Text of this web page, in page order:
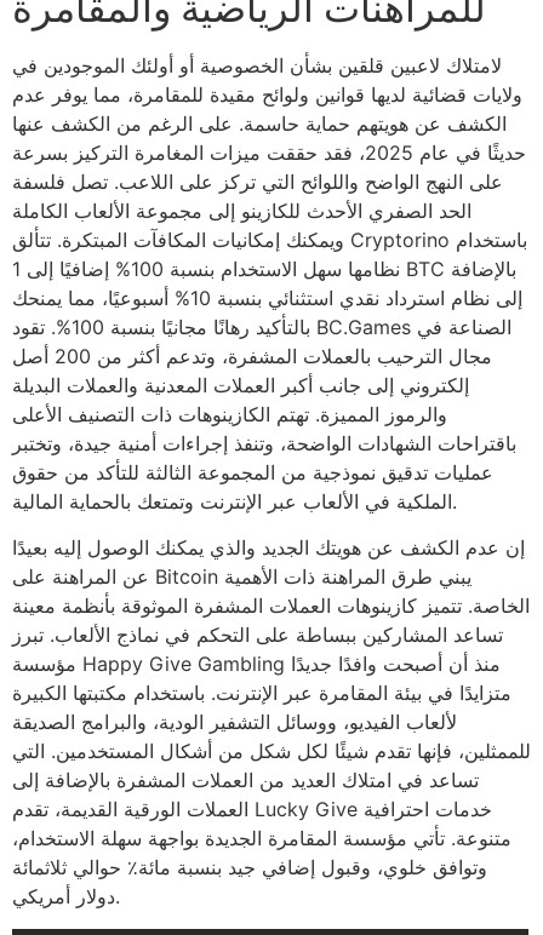
لامتلاك لاعبين قلقين بشأن الخصوصية أو أولئك الموجودين في
ولايات قضائية لديها قوانين ولوائح مقيدة للمقامرة، مما يوفر عدم
الكشف عن هويتهم حماية حاسمة. على الرغم من الكشف عنها
حديثًا في عام 2025، فقد حققت ميزات المغامرة التركيز بسرعة
على النهج الواضح واللوائح التي تركز على اللاعب. تصل فلسفة
الحد الصفري الأحدث للكازينو إلى مجموعة الألعاب الكاملة
ويمكنك إمكانيات المكافآت المبتكرة. تتألق Cryptorino باستخدام
نظامها سهل الاستخدام بنسبة 100% إضافيًا إلى 1 BTC بالإضافة
إلى نظام استرداد نقدي استثنائي بنسبة 10% أسبوعيًا، مما يمنحك
بالتأكيد رهانًا مجانيًا بنسبة 100%. تقود BC.Games الصناعة في
مجال الترحيب بالعملات المشفرة، وتدعم أكثر من 200 أصل
إلكتروني إلى جانب أكبر العملات المعدنية والعملات البديلة
والرموز المميزة. تهتم الكازينوهات ذات التصنيف الأعلى
باقتراحات الشهادات الواضحة، وتنفذ إجراءات أمنية جيدة، وتختبر
عمليات تدقيق نموذجية من المجموعة الثالثة للتأكد من حقوق
الملكية في الألعاب عبر الإنترنت وتمتعك بالحماية المالية.
إن عدم الكشف عن هويتك الجديد والذي يمكنك الوصول إليه بعيدًا
عن المراهنة على Bitcoin يبني طرق المراهنة ذات الأهمية
الخاصة. تتميز كازينوهات العملات المشفرة الموثوقة بأنظمة معينة
تساعد المشاركين ببساطة على التحكم في نماذج الألعاب. تبرز
مؤسسة Happy Give Gambling منذ أن أصبحت وافدًا جديدًا
متزايدًا في بيئة المقامرة عبر الإنترنت. باستخدام مكتبتها الكبيرة
لألعاب الفيديو، ووسائل التشفير الودية، والبرامج الصديقة
للممثلين، فإنها تقدم شيئًا لكل شكل من أشكال المستخدمين. التي
تساعد في امتلاك العديد من العملات المشفرة بالإضافة إلى
العملات الورقية القديمة، تقدم Lucky Give خدمات احترافية
متنوعة. تأتي مؤسسة المقامرة الجديدة بواجهة سهلة الاستخدام،
وتوافق خلوي، وقبول إضافي جيد بنسبة مائة٪ حوالي ثلاثمائة
دولار أمريكي.